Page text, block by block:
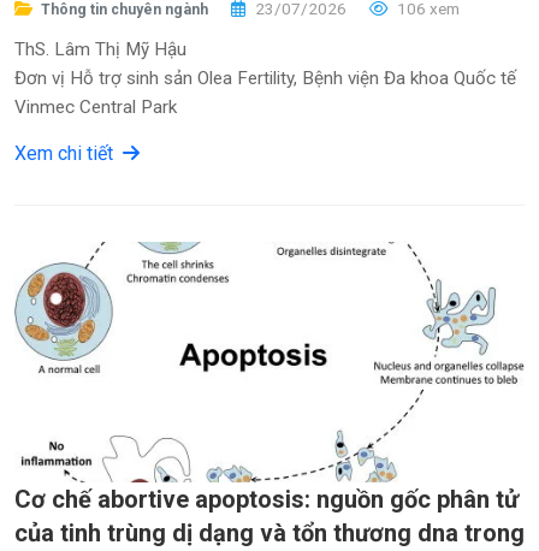
Thông tin chuyên ngành 23/07/2026 106 xem
ThS. Lâm Thị Mỹ Hậu
Đơn vị Hỗ trợ sinh sản Olea Fertility, Bệnh viện Đa khoa Quốc tế
Vinmec Central Park
Xem chi tiết
Cơ chế abortive apoptosis: nguồn gốc phân tử
của tinh trùng dị dạng và tổn thương dna trong